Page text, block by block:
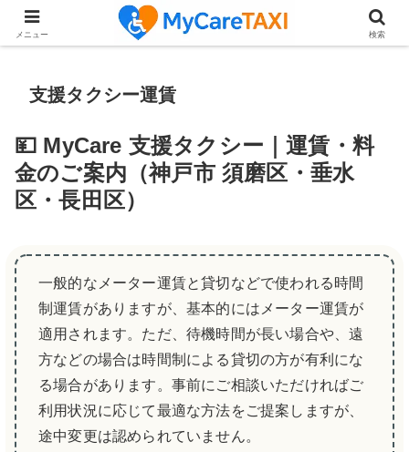
【もう一度「家族で外食」のたのしみを】厳選！ランチプラン
支援タクシー運賃
💴 MyCare 支援タクシー｜運賃・料
金のご案内（神戸市 須磨区・垂水
区・長田区）
一般的なメーター運賃と貸切などで使われる時間
制運賃がありますが、基本的にはメーター運賃が
適用されます。ただ、待機時間が長い場合や、遠
方などの場合は時間制による貸切の方が有利にな
る場合があります。事前にご相談いただければご
利用状況に応じて最適な方法をご提案しますが、
途中変更は認められていません。
メニュー 検索